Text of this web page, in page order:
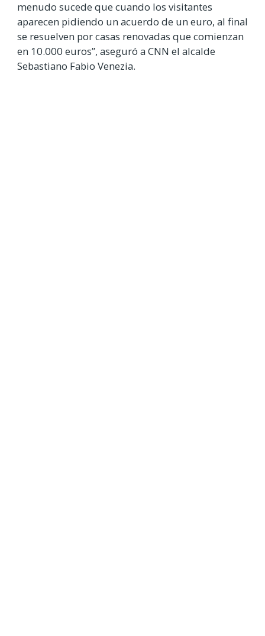
menudo sucede que cuando los visitantes
aparecen pidiendo un acuerdo de un euro, al final
se resuelven por casas renovadas que comienzan
en 10.000 euros”, aseguró a CNN el alcalde
Sebastiano Fabio Venezia.